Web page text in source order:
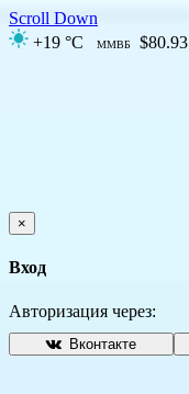
Scroll Down
+19 °C
ММВБ $80.93
×
Вход
Авторизация через:
Вконтакте